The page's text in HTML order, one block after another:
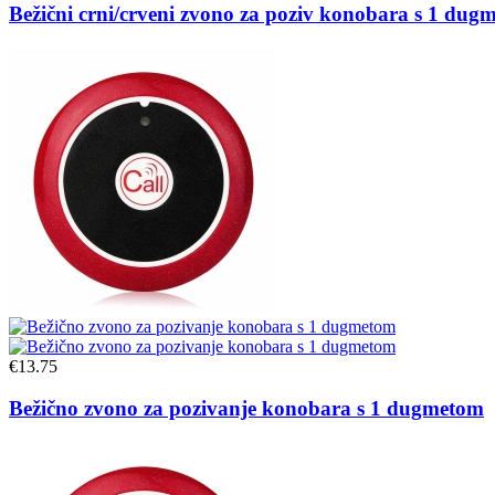
Bežični crni/crveni zvono za poziv konobara s 1
€13.75
Bežično zvono za pozivanje konobara s 1 dugmetom